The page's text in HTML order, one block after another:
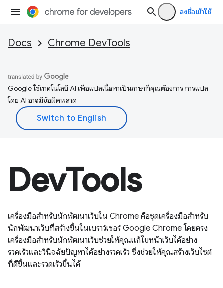
ลงชื่อเข้าใช้
Docs Chrome DevTools
Google ใช้เทคโนโลยี AI เพื่อแปลเนื้อหาเป็นภาษาที่คุณต้องการ การแปล
โดย AI อาจมีข้อผิดพลาด
DevTools
เครื่องมือสำหรับนักพัฒนาเว็บใน Chrome คือชุดเครื่องมือสําหรับ
นักพัฒนาเว็บที่สร้างขึ้นในเบราว์เซอร์ Google Chrome โดยตรง
เครื่องมือสำหรับนักพัฒนาเว็บช่วยให้คุณแก้ไขหน้าเว็บได้อย่าง
รวดเร็วและวินิจฉัยปัญหาได้อย่างรวดเร็ว ซึ่งช่วยให้คุณสร้างเว็บไซต์
ที่ดีขึ้นและรวดเร็วขึ้นได้